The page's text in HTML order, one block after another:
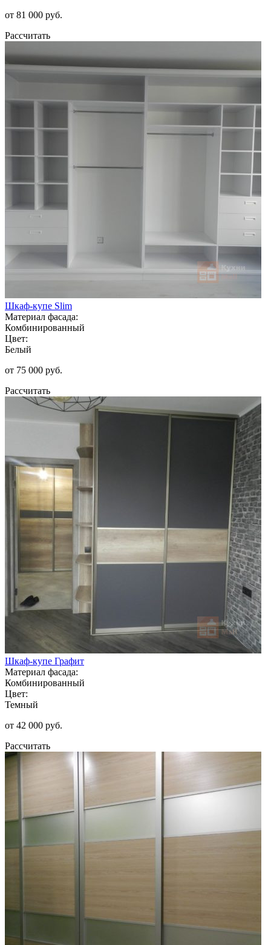
от 81 000 руб.
Рассчитать
Шкаф-купе Slim
Материал фасада:
Комбинированный
Цвет:
Белый
от 75 000 руб.
Рассчитать
Шкаф-купе Графит
Материал фасада:
Комбинированный
Цвет:
Темный
от 42 000 руб.
Рассчитать